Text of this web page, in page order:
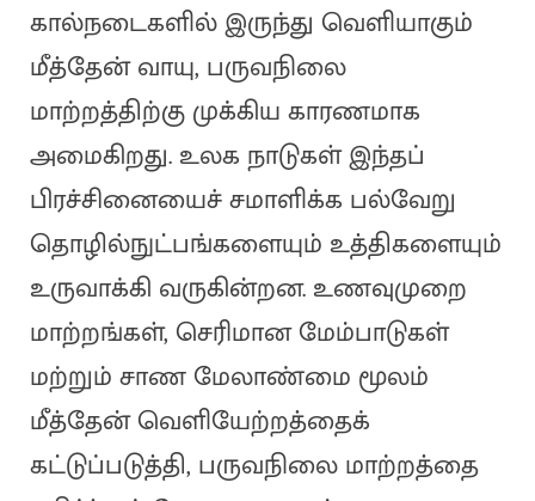
கால்நடைகளில் இருந்து வெளியாகும்
மீத்தேன் வாயு, பருவநிலை
மாற்றத்திற்கு முக்கிய காரணமாக
அமைகிறது. உலக நாடுகள் இந்தப்
பிரச்சினையைச் சமாளிக்க பல்வேறு
தொழில்நுட்பங்களையும் உத்திகளையும்
உருவாக்கி வருகின்றன. உணவுமுறை
மாற்றங்கள், செரிமான மேம்பாடுகள்
மற்றும் சாண மேலாண்மை மூலம்
மீத்தேன் வெளியேற்றத்தைக்
கட்டுப்படுத்தி, பருவநிலை மாற்றத்தை